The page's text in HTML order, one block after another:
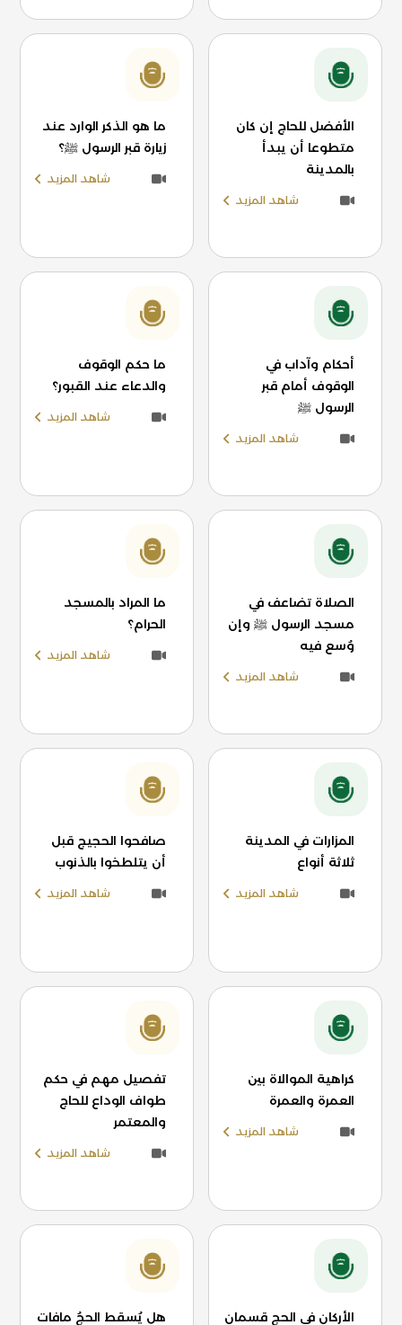
الأفضل للحاج إن كان
متطوعا أن يبدأ
بالمدينة
شاهد المزيد
ما هو الذكر الوارد عند
زيارة قبر الرسول ﷺ؟
شاهد المزيد
أحكام وآداب في
الوقوف أمام قبر
الرسول ﷺ
شاهد المزيد
ما حكم الوقوف
والدعاء عند القبور؟
شاهد المزيد
الصلاة تضاعف في
مسجد الرسول ﷺ وإن
وُسع فيه
شاهد المزيد
ما المراد بالمسجد
الحرام؟
شاهد المزيد
المزارات في المدينة
ثلاثة أنواع
شاهد المزيد
صافحوا الحجيج قبل
أن يتلطخوا بالذنوب
شاهد المزيد
كراهية الموالاة بين
العمرة والعمرة
شاهد المزيد
تفصيل مهم في حكم
طواف الوداع للحاج
والمعتمر
شاهد المزيد
الأركان في الحج قسمان هل يُسقط الحجُ مافات